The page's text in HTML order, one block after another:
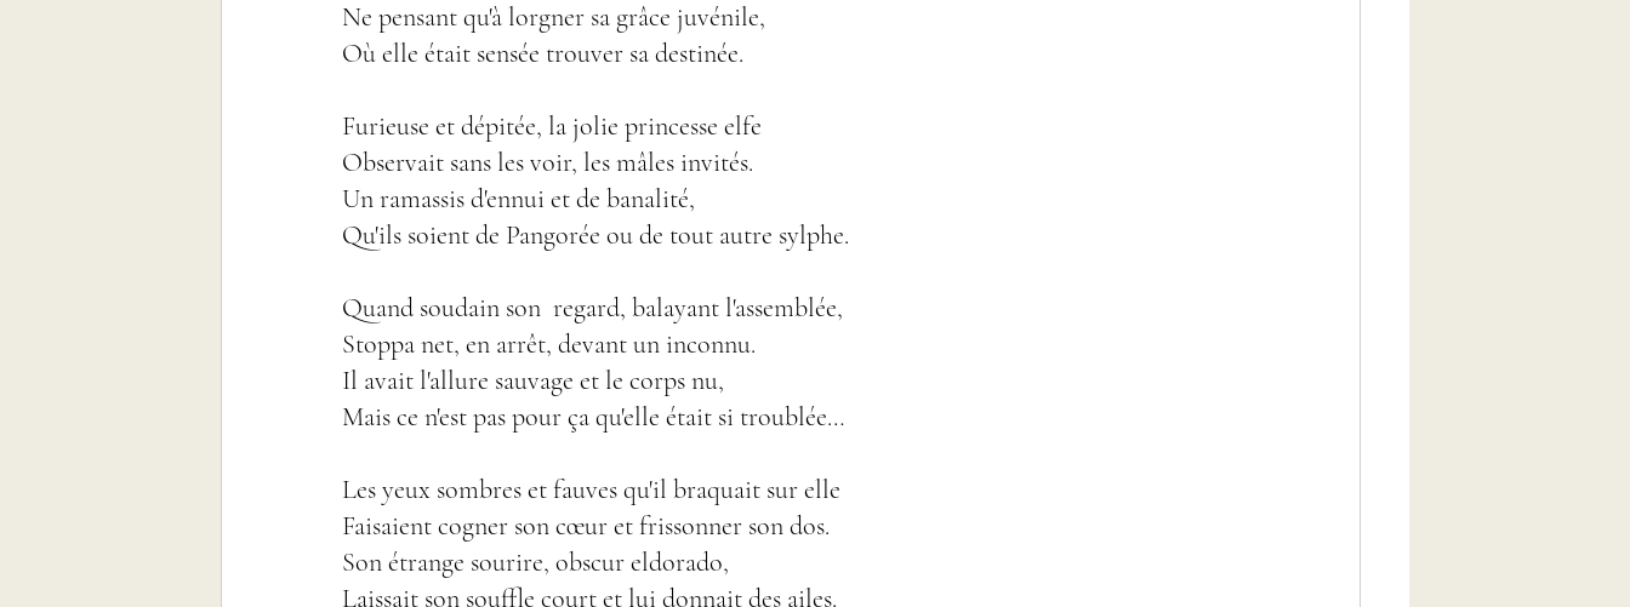
Ne pensant qu'à lorgner sa grâce juvénile,
Où elle était sensée trouver sa destinée.
Furieuse et dépitée, la jolie princesse elfe
Observait sans les voir, les mâles invités.
Un ramassis d'ennui et de banalité,
Qu'ils soient de Pangorée ou de tout autre sylphe.
Quand soudain son  regard, balayant l'assemblée,
Stoppa net, en arrêt, devant un inconnu.
Il avait l'allure sauvage et le corps nu,
Mais ce n'est pas pour ça qu'elle était si troublée…
Les yeux sombres et fauves qu'il braquait sur elle
Faisaient cogner son cœur et frissonner son dos.
Son étrange sourire, obscur eldorado,
Laissait son souffle court et lui donnait des ailes.